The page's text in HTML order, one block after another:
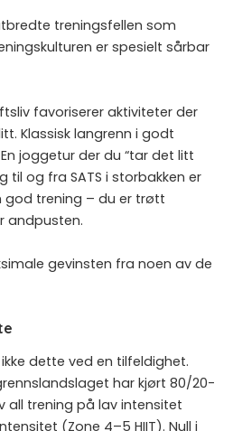
treningsfellen som
er spesielt sårbar
favoriserer aktiviteter der
Klassisk langrenn i godt
joggetur der du “tar det litt
til og fra SATS i storbakken er
god trening – du er trøtt
andpusten.
gevinsten fra noen av de
dette ved en tilfeldighet.
har kjørt 80/20-
all trening på lav intensitet
(Zone 4–5 HIIT). Null i